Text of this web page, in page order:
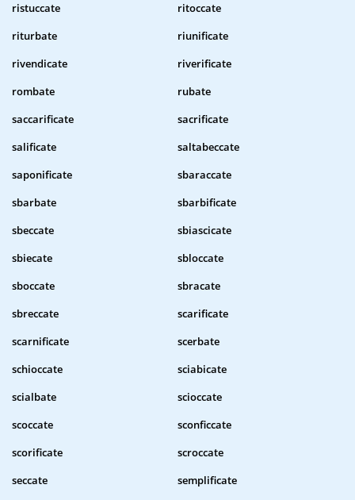
ristuccate
ritoccate
riturbate
riunificate
rivendicate
riverificate
rombate
rubate
saccarificate
sacrificate
salificate
saltabeccate
saponificate
sbaraccate
sbarbate
sbarbificate
sbeccate
sbiascicate
sbiecate
sbloccate
sboccate
sbracate
sbreccate
scarificate
scarnificate
scerbate
schioccate
sciabicate
scialbate
scioccate
scoccate
sconficcate
scorificate
scroccate
seccate
semplificate